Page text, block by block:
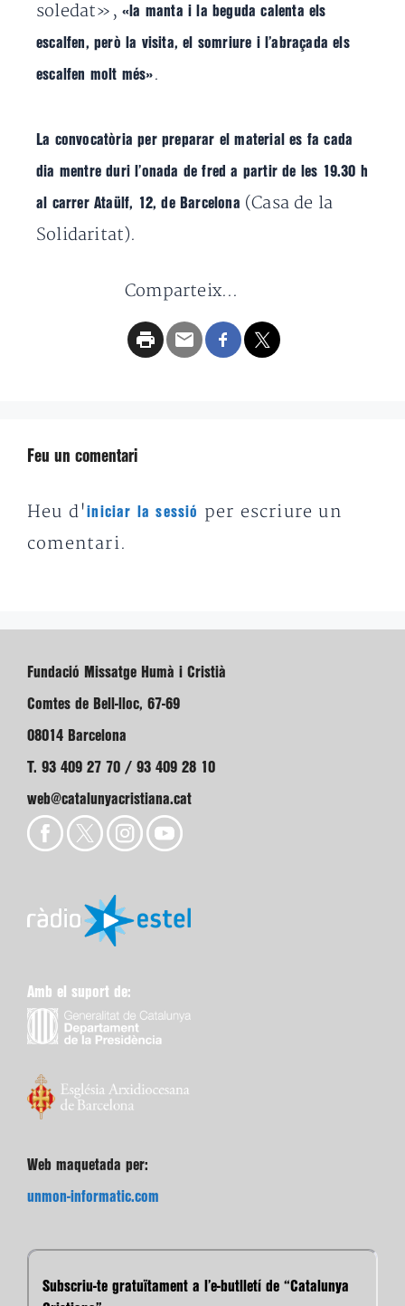
soledat», «la manta i la beguda calenta els
escalfen, però la visita, el somriure i l’abraçada els
escalfen molt més» .
La convocatòria per preparar el material es fa cada
dia mentre duri l’onada de fred a partir de les 19.30 h
al carrer Ataülf, 12, de Barcelona (Casa de la
Solidaritat).
Comparteix...
Feu un comentari
Heu d'iniciar la sessió
per escriure un
comentari.
Fundació Missatge Humà i Cristià
Comtes de Bell-lloc, 67-69
08014 Barcelona
T. 93 409 27 70 / 93 409 28 10
web@catalunyacristiana.cat
Amb el suport de:
Web maquetada per:
unmon-informatic.com
Subscriu-te gratuïtament a l’e-butlletí de “Catalunya